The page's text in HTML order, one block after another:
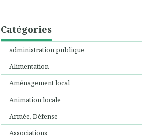
Catégories
administration publique
Alimentation
Aménagement local
Animation locale
Armée, Défense
Associations